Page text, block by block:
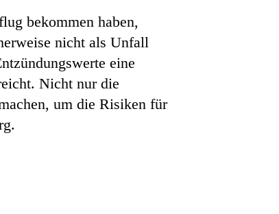
bekommen haben,
nicht als Unfall
eine
Nicht nur die
um die Risiken für